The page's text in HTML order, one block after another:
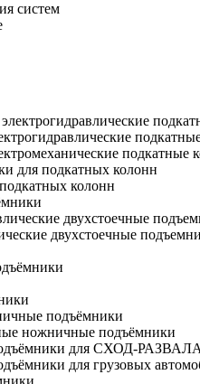
систем
подкатные
для подкатных колонн
колонн
двухстоечные
двухстоечные
подъёмники
ножничные подъёмники
для СХОД-РАЗВАЛА
для грузовых